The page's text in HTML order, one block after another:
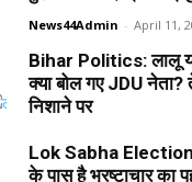
News44Admin - April 11,
Bihar Politics: लालू
क्या बोल गए JDU नेता?
निशाने पर
Lok Sabha
के पास है भ्रष्टाचार का